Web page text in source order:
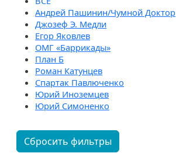
Андрей Пашинин/Чумной Доктор
Джозеф Э. Медли
Егор Яковлев
ОМГ «Баррикады»
План Б
Роман Катунцев
Спартак Павлюченко
Юрий Иноземцев
Юрий Симоненко
Сбросить фильтры